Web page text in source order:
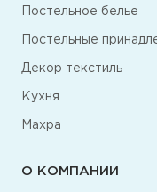
Постельное белье
Постельные
Декор текстиль
Кухня
Махра
О КОМПАНИИ